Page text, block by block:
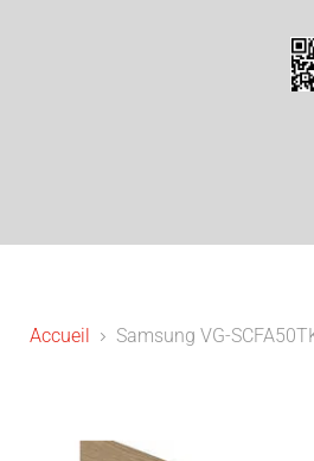
Accueil Samsung VG-